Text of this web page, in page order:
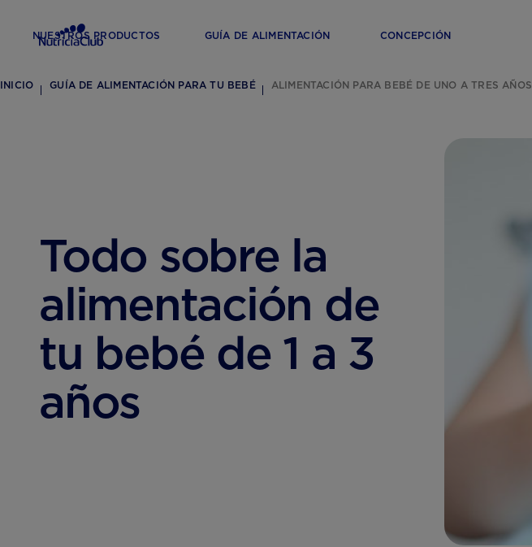
NUESTROS PRODUCTOS GUÍA DE ALIMENTACIÓN CONCEPCIÓN
INICIO GUÍA DE ALIMENTACIÓN PARA TU BEBÉ ALIMENTACIÓN PARA BEBÉ DE UNO A TRES AÑOS
Todo sobre la
alimentación de
tu bebé de 1 a 3
años